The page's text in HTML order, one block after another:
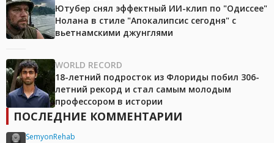
Ютубер снял эффектный ИИ-клип по "Одиссее"
Нолана в стиле "Апокалипсис сегодня" с
вьетнамскими джунглями
WORLD RECORD
18-летний подросток из Флориды побил 306-
летний рекорд и стал самым молодым
профессором в истории
ПОСЛЕДНИЕ КОММЕНТАРИИ
SemyonRehab